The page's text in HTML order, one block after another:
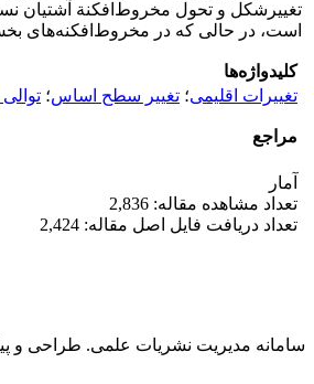
است، در حالی که در مخروط‌افکنه‌های
کلیدواژه‌ها
تغییرات اقلیمی؛ تغییر سطح اساس؛
مراجع
آمار
تعداد مشاهده مقاله: 2,836
تعداد دریافت فایل اصل مقاله: 2,424
سامانه مدیریت نشریات علمی. طراحی و